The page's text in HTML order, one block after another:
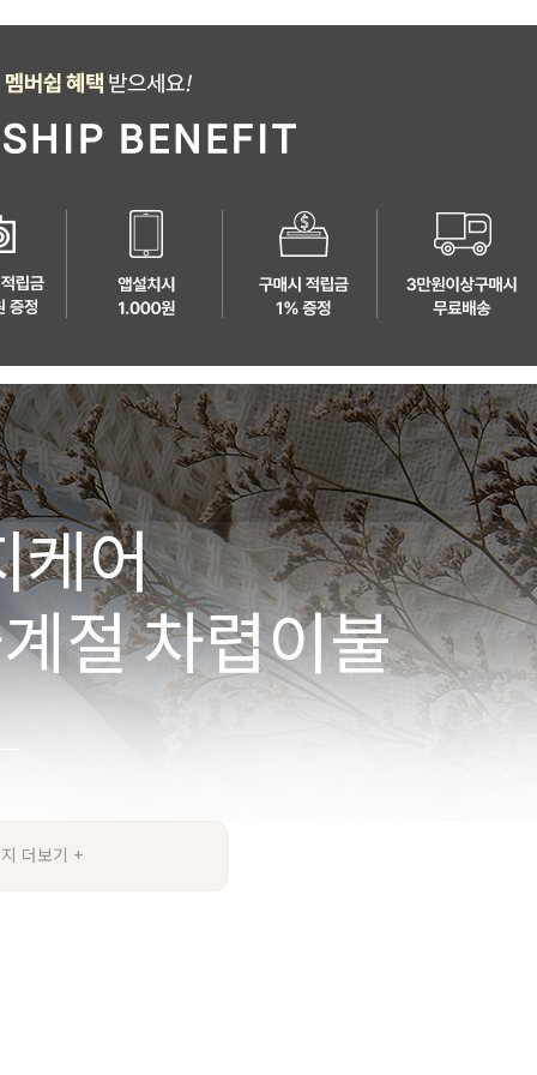
더보기 +